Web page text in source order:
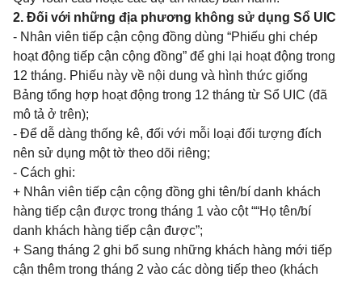
2. Đối với những địa phương không sử dụng Sổ UIC
- Nhân viên tiếp cận cộng đồng dùng “Phiếu ghi chép
hoạt động tiếp cận cộng đồng” để ghi lại hoạt động trong
12 tháng. Phiếu này về nội dung và hình thức giống
Bảng tổng hợp hoạt động trong 12 tháng từ Sổ UIC (đã
mô tả ở trên);
- Để dễ dàng thống kê, đối với mỗi loại đối tượng đích
nên sử dụng một tờ theo dõi riêng;
- Cách ghi:
+ Nhân viên tiếp cận cộng đồng ghi tên/bí danh khách
hàng tiếp cận được trong tháng 1 vào cột ““Họ tên/bí
danh khách hàng tiếp cận được”;
+ Sang tháng 2 ghi bổ sung những khách hàng mới tiếp
cận thêm trong tháng 2 vào các dòng tiếp theo (khách